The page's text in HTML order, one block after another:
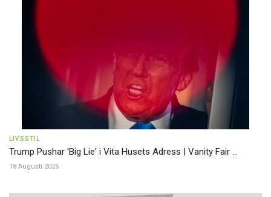
LIVSSTIL
Trump Pushar 'Big Lie' i Vita Husets Adress | Vanity Fair ...
18 Augusti 2025